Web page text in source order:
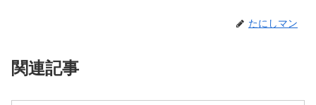
たにしマン
関連記事